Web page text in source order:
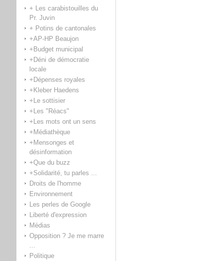
+ Les carabistouilles du
Pr. Juvin
+ Potins de cantonales
+AP-HP Beaujon
+Budget municipal
+Déni de démocratie
locale
+Dépenses royales
+Kleber Haedens
+Le sottisier
+Les "Réacs"
+Les mots ont un sens
+Médiathèque
+Mensonges et
désinformation
+Que du buzz
+Solidarité, tu parles ...
Droits de l'homme
Environnement
Les perles de Google
Liberté d'expression
Médias
Opposition ? Je me marre
...
Politique